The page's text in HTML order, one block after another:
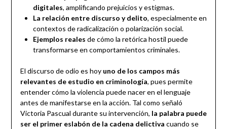
digitales, amplificando prejuicios y estigmas.
La relación entre discurso y delito, especialmente en
contextos de radicalización o polarización social.
Ejemplos reales de cómo la retórica hostil puede
transformarse en comportamientos criminales.
El discurso de odio es hoy uno de los campos más
relevantes de estudio en criminología, pues permite
entender cómo la violencia puede nacer en el lenguaje
antes de manifestarse en la acción. Tal como señaló
Victoria Pascual durante su intervención, la palabra puede
ser el primer eslabón de la cadena delictiva cuando se